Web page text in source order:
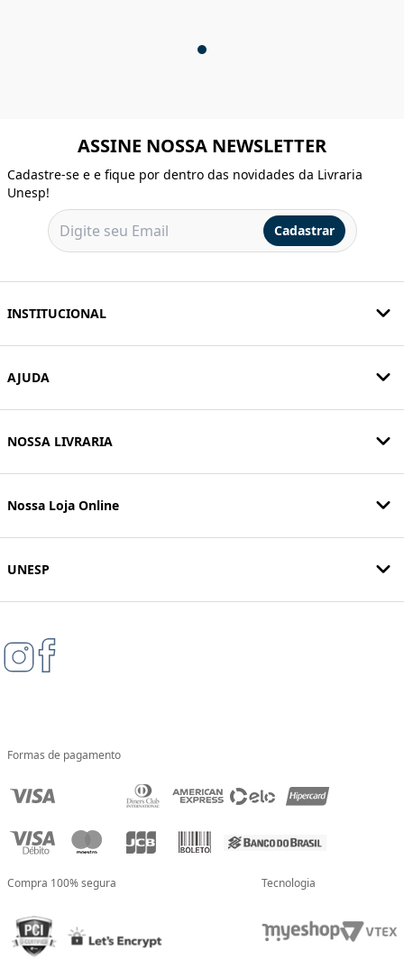
ASSINE NOSSA NEWSLETTER
Cadastre-se e e fique por dentro das novidades da Livraria
Unesp!
Cadastrar
INSTITUCIONAL
AJUDA
NOSSA LIVRARIA
Nossa Loja Online
UNESP
Formas de pagamento
Compra 100% segura Tecnologia